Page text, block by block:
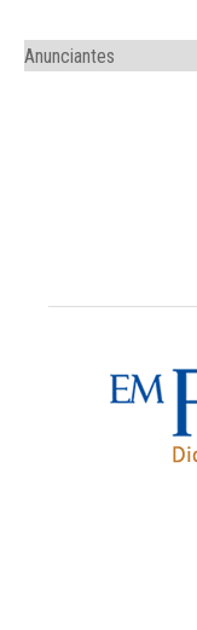
Anunciantes